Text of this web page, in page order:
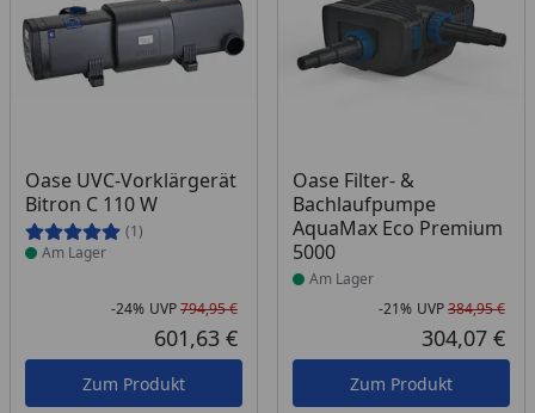
Oase UVC-Vorklärgerät
Bitron C 110 W
(1)
Produkt am Lager
Am Lager
Rabatt in Prozent
-24%
Ursprünglicher Preis
UVP794,95 €
Aktueller Preis
601,63 €
Zum Produkt
Oase Filter- &
Bachlaufpumpe
AquaMax Eco Premium
5000
Produkt am Lager
Am Lager
-21% UVP384,95 €
304,07 €
Zum Produkt